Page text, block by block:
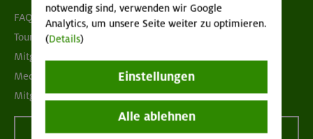
FAQ
Tour der Woche
Mitgliedermagazin alpinwelt
Mediadaten
Mitgliedschaft kündigen
Vertrag widerrufen
notwendig sind, verwenden wir Google
Analytics, um unsere Seite weiter zu optimieren.
(Details)
Einstellungen
Alle ablehnen